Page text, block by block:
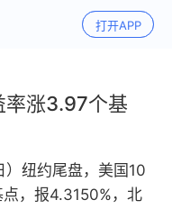
打开APP
率涨3.97个基
纽约尾盘，美国10
，报4.3150%，北